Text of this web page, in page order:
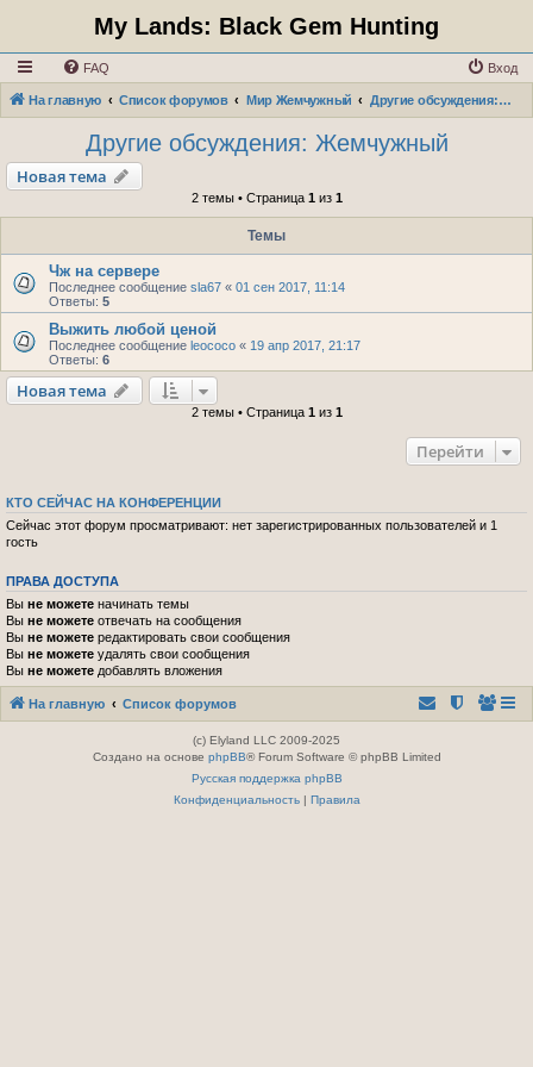
My Lands: Black Gem Hunting
FAQ Вход
На главную Список форумов Мир Жемчужный Другие обсуждения: Жемчужный
Другие обсуждения: Жемчужный
Новая тема
2 темы • Страница 1из 1
Темы
Чж на сервере
Последнее сообщение sla67 « 01 сен 2017, 11:14
Ответы: 5
Выжить любой ценой
Последнее сообщение leococo « 19 апр 2017, 21:17
Ответы: 6
Новая тема
2 темы • Страница 1из 1
Перейти
КТО СЕЙЧАС НА КОНФЕРЕНЦИИ
Сейчас этот форум просматривают: нет зарегистрированных пользователей и 1
гость
ПРАВА ДОСТУПА
Вы не можете начинать темы
Вы не можете отвечать на сообщения
Вы не можете редактировать свои сообщения
Вы не можете удалять свои сообщения
Вы не можете добавлять вложения
На главную Список форумов
(c) Elyland LLC 2009-2025
Создано на основе phpBB® Forum Software © phpBB Limited
Русская поддержка phpBB
Конфиденциальность| Правила